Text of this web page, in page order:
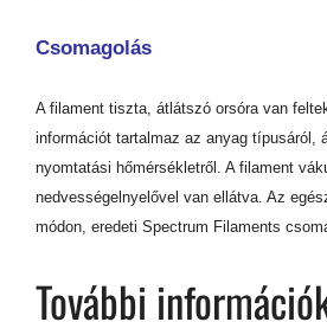
Csomagolás
A filament tiszta, átlátszó orsóra van
információt tartalmaz az anyag típusáról,
nyomtatási hőmérsékletről. A filament
nedvességelnyelővel van ellátva. Az
módon, eredeti Spectrum Filaments
További